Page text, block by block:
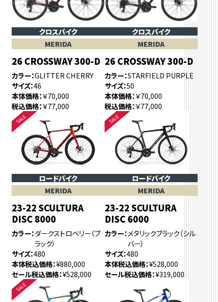
クロスバイク
MERIDA
26 CROSSWAY 300-D
カラー GLITTER CHERRY
サイズ 46
本体価格 ￥70,000
税込価格 ￥77,000
クロスバイク
MERIDA
26 CROSSWAY 300-D
カラー STARFIELD PURPLE
サイズ 50
本体価格 ￥70,000
税込価格 ￥77,000
ロードバイク
MERIDA
23-22 SCULTURA
DISC 8000
カラー ダークストロベリー（ブ
ラック）
サイズ 480
本体税込価格 ¥880,000
セール税込価格 ¥528,000
ロードバイク
MERIDA
23-22 SCULTURA
DISC 6000
カラー メタリックブラック（シル
バー）
サイズ 480
本体税込価格 ¥528,000
セール税込価格 ¥319,000